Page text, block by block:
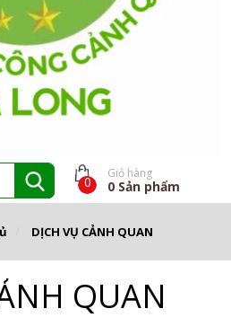
0
Giỏ hàng
0 Sản phẩm
DỊCH VỤ CẢNH QUAN
QUAN